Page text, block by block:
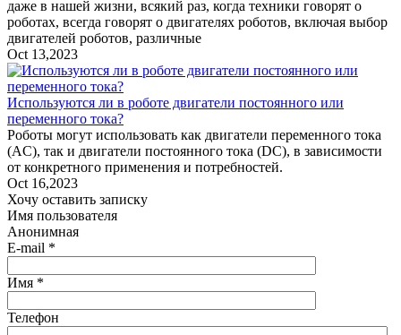
даже в нашей жизни, всякий раз, когда техники говорят о
роботах, всегда говорят о двигателях роботов, включая выбор
двигателей роботов, различные
Oct 13,2023
Используются ли в роботе двигатели постоянного или
переменного тока?
Роботы могут использовать как двигатели переменного тока
(AC), так и двигатели постоянного тока (DC), в зависимости
от конкретного применения и потребностей.
Oct 16,2023
Хочу оставить записку
Имя пользователя
Анонимная
E-mail *
Имя *
Телефон